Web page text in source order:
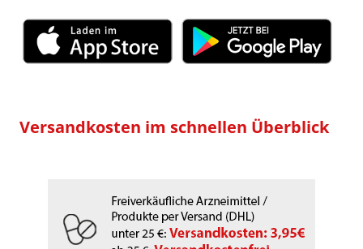
Versandkosten im schnellen Überblick